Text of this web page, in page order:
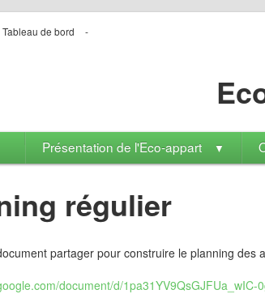
Tableau de bord -
Présentation de l'Eco-appart ▼
régulier
partager pour construire le planning des
document/d/1pa31YV9QsGJFUa_wIC-